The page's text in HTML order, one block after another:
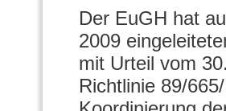
Der EuGH hat
2009
mit Urteil vom
Richtlinie 89/